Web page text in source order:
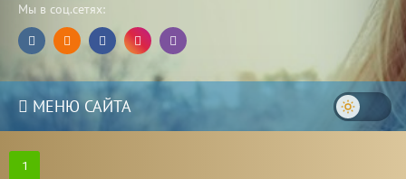
Мы в соц.сетях:
МЕНЮ САЙТА
1